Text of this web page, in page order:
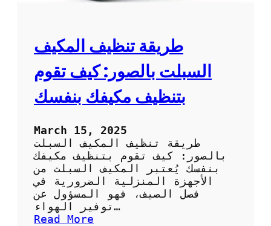
ر
د
ح
ر
ا
و
ي
ل
ص
ر
:
خ
طريقة تنظيف المكيف
السبلت بالصور: كيف تقوم
بتنظيف مكيفك بنفسك
March 15, 2025
طريقة تنظيف المكيف السبلت
بالصور: كيف تقوم بتنظيف مكيفك
بنفسك يُعتبر المكيف السبلت من
الأجهزة المنزلية الضرورية في
فصل الصيف، فهو المسؤول عن
توفير الهواء…
Read More